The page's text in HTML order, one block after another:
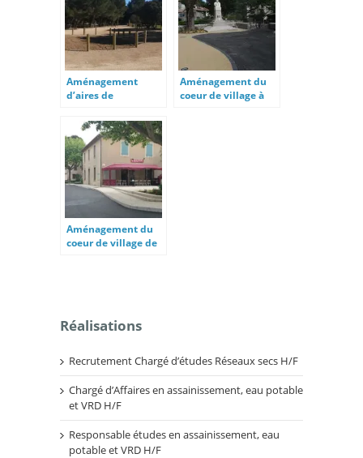
Aménagement
d’aires de
Fleury d’Aude
Aménagement du
coeur de village à
Aménagement du
coeur de village de
Réalisations
Recrutement Chargé d’études Réseaux secs H/F
Chargé d’Affaires en assainissement, eau potable
et VRD H/F
Responsable études en assainissement, eau
potable et VRD H/F